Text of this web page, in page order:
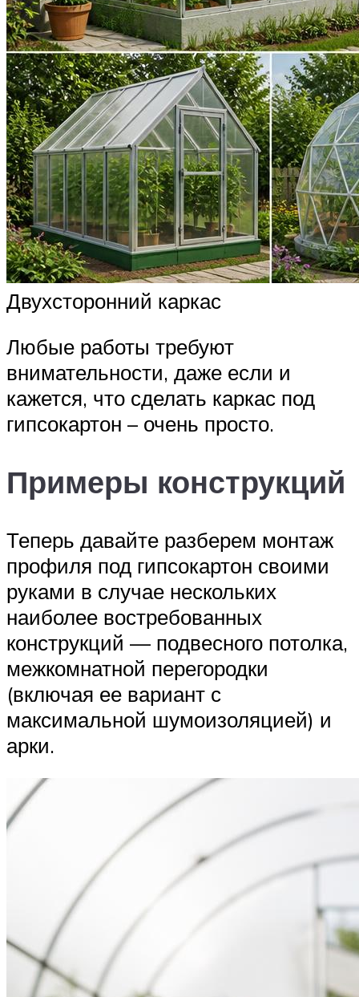
Двухсторонний каркас
Любые работы требуют
внимательности, даже если и
кажется, что сделать каркас под
гипсокартон – очень просто.
Примеры конструкций
Теперь давайте разберем монтаж
профиля под гипсокартон своими
руками в случае нескольких
наиболее востребованных
конструкций — подвесного потолка,
межкомнатной перегородки
(включая ее вариант с
максимальной шумоизоляцией) и
арки.